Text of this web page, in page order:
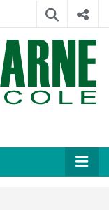
Agricole